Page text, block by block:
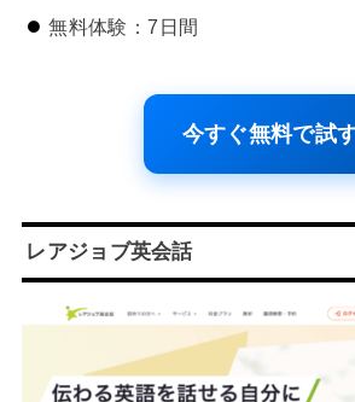
無料体験：7日間
今すぐ無料で試
レアジョブ英会話